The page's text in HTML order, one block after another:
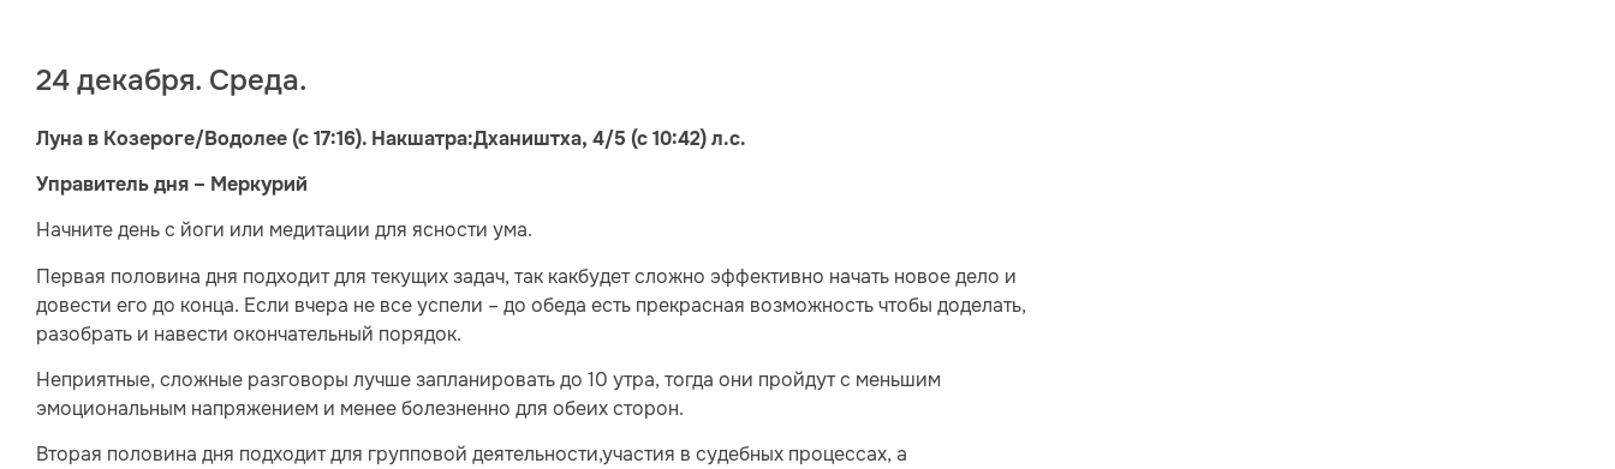
24 декабря. Среда.
Луна в Козероге/Водолее (с 17:16). Накшатра:Дхаништха, 4/5 (с 10:42) л.с.
Управитель дня – Меркурий
Начните день с йоги или медитации для ясности ума.
Первая половина дня подходит для текущих задач, так какбудет сложно эффективно начать новое дело и
довести его до конца. Если вчера не все успели – до обеда есть прекрасная возможность чтобы доделать,
разобрать и навести окончательный порядок.
Неприятные, сложные разговоры лучше запланировать до 10 утра, тогда они пройдут с меньшим
эмоциональным напряжением и менее болезненно для обеих сторон.
Вторая половина дня подходит для групповой деятельности,участия в судебных процессах, а